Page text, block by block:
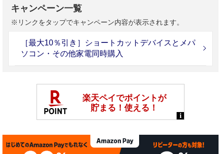
キャンペーン一覧
※リンクをタップでキャンペーン内容が表示されます。
［最大10％引き］ショートカットデバイスとメパ
ソコン・その他家電同時購入